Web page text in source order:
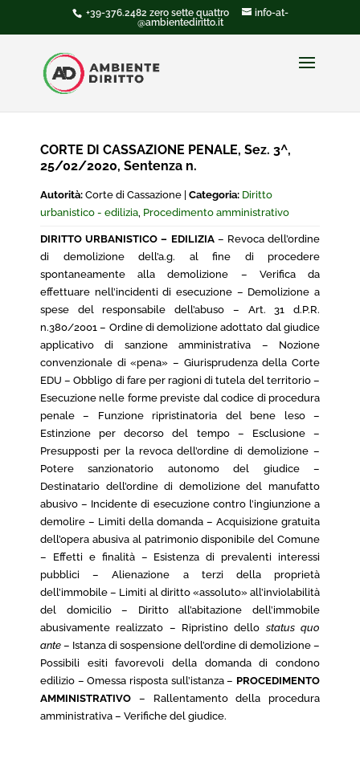
+39-376.2482 zero sette quattro
info-at-
@ambientediritto.it
CORTE DI CASSAZIONE PENALE, Sez. 3^,
25/02/2020, Sentenza n.
Autorità: Corte di Cassazione | Categoria: Diritto
urbanistico - edilizia, Procedimento amministrativo
DIRITTO URBANISTICO – EDILIZIA– Revoca dell’ordine
di demolizione dell’a.g. al fine di procedere
spontaneamente alla demolizione – Verifica da
effettuare nell’incidenti di esecuzione – Demolizione a
spese del responsabile dell’abuso – Art. 31 d.P.R.
n.380/2001 – Ordine di demolizione adottato dal giudice
applicativo di sanzione amministrativa – Nozione
convenzionale di «pena» – Giurisprudenza della Corte
EDU – Obbligo di fare per ragioni di tutela del territorio –
Esecuzione nelle forme previste dal codice di procedura
penale – Funzione ripristinatoria del bene leso –
Estinzione per decorso del tempo – Esclusione –
Presupposti per la revoca dell’ordine di demolizione –
Potere sanzionatorio autonomo del giudice –
Destinatario dell’ordine di demolizione del manufatto
abusivo – Incidente di esecuzione contro l’ingiunzione a
demolire – Limiti della domanda – Acquisizione gratuita
dell’opera abusiva al patrimonio disponibile del Comune
– Effetti e finalità – Esistenza di prevalenti interessi
pubblici – Alienazione a terzi della proprietà
dell’immobile – Limiti al diritto «assoluto» all’inviolabilità
del domicilio – Diritto all’abitazione dell’immobile
abusivamente realizzato – Ripristino dello status quo
ante – Istanza di sospensione dell’ordine di demolizione –
Possibili esiti favorevoli della domanda di condono
edilizio – Omessa risposta sull’istanza – PROCEDIMENTO
AMMINISTRATIVO – Rallentamento della procedura
amministrativa – Verifiche del giudice.